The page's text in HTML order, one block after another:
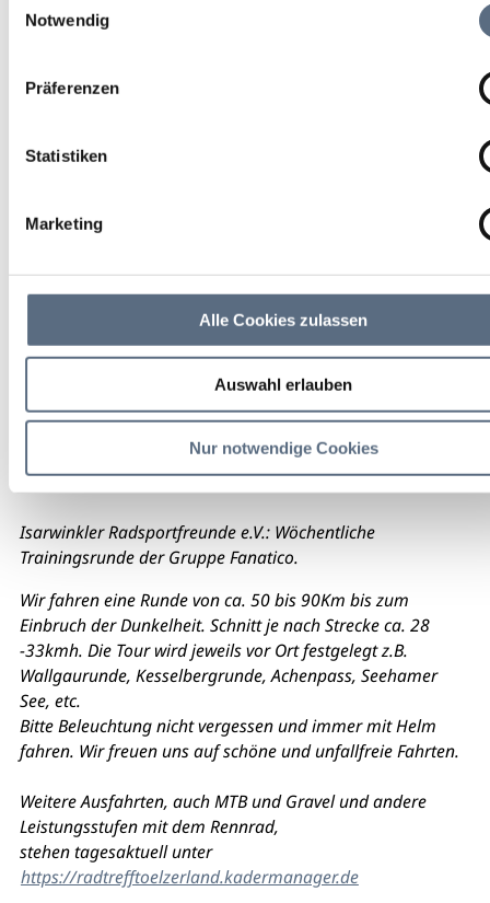
Notwendig
Präferenzen
Statistiken
Marketing
Alle Cookies zulassen
Auswahl erlauben
Nur notwendige Cookies
Bahnhof Lenggries
weitere Veranstaltungsinfos
Kalendereintrag Empfehlen Teilen
Abfahrt immer Dienstag um 18 h am Bahnhof Lenggries
Isarwinkler Radsportfreunde e.V.: Wöchentliche
Trainingsrunde der Gruppe Fanatico.
Wir fahren eine Runde von ca. 50 bis 90Km bis zum
Einbruch der Dunkelheit. Schnitt je nach Strecke ca. 28
-33kmh. Die Tour wird jeweils vor Ort festgelegt z.B.
Wallgaurunde, Kesselbergrunde, Achenpass, Seehamer
See, etc.
Bitte Beleuchtung nicht vergessen und immer mit Helm
fahren. Wir freuen uns auf schöne und unfallfreie Fahrten.
Weitere Ausfahrten, auch MTB und Gravel und andere
Leistungsstufen mit dem Rennrad,
stehen tagesaktuell unter
https://radtrefftoelzerland.kadermanager.de